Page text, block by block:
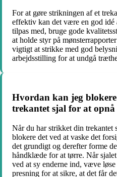
For at gøre strikningen af et
effektiv kan det være en god
tilpas med, bruge gode
at holde styr på
vigtigt at strikke med god
arbejdsstilling for at undgå
Hvordan kan jeg
trekantet sjal for at opnå
Når du har strikket din trekantet
blokere det ved at vaske det
det grundigt og derefter forme
håndklæde for at tørre. Når
ved at sy enderne ind, væve
presning for at sikre, at det får